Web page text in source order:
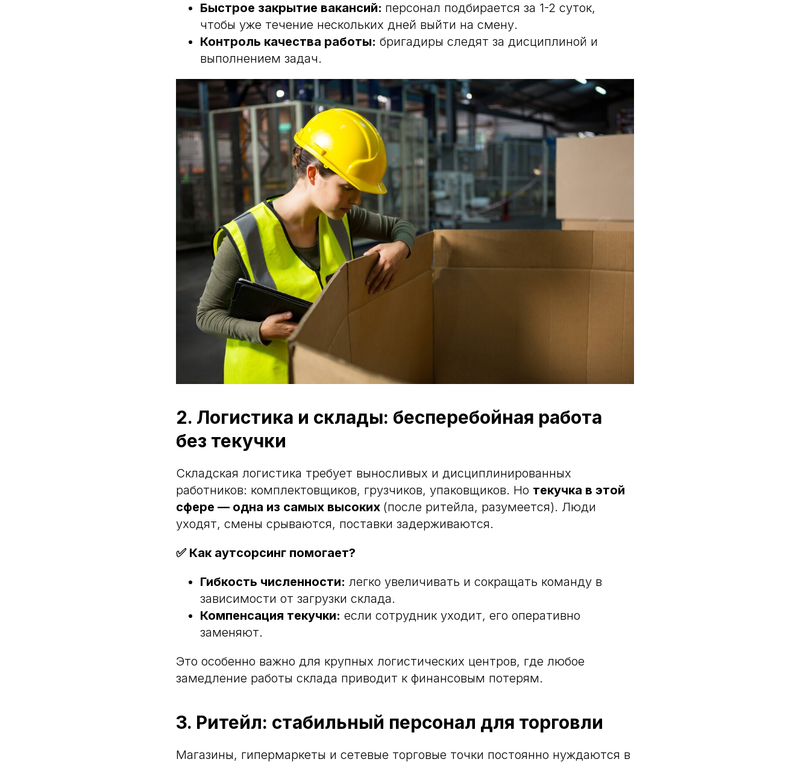
Быстрое закрытие вакансий: персонал подбирается за 1-2 суток,
чтобы уже течение нескольких дней выйти на смену.
Контроль качества работы: бригадиры следят за дисциплиной и
выполнением задач.
2. Логистика и склады: бесперебойная работа
без текучки
Складская логистика требует выносливых и дисциплинированных
работников: комплектовщиков, грузчиков, упаковщиков. Но текучка в этой
сфере — одна из самых высоких (после ритейла, разумеется). Люди
уходят, смены срываются, поставки задерживаются.
✅ Как аутсорсинг помогает?
Гибкость численности: легко увеличивать и сокращать команду в
зависимости от загрузки склада.
Компенсация текучки: если сотрудник уходит, его оперативно
заменяют.
Это особенно важно для крупных логистических центров, где любое
замедление работы склада приводит к финансовым потерям.
3. Ритейл: стабильный персонал для торговли
Магазины, гипермаркеты и сетевые торговые точки постоянно нуждаются в